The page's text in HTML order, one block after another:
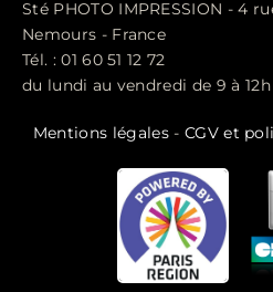
Sté PHOTO IMPRESSION - 4
Nemours - France
Tél. : 01 60 51 12 72
du lundi au vendredi de 9 à 12h
Mentions légales - CGV et